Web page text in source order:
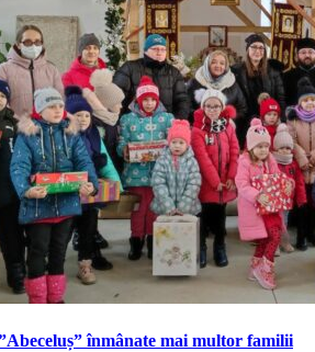
înmânate mai multor familii